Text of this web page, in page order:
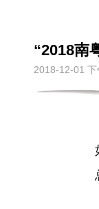
“2018南
2018-12-01